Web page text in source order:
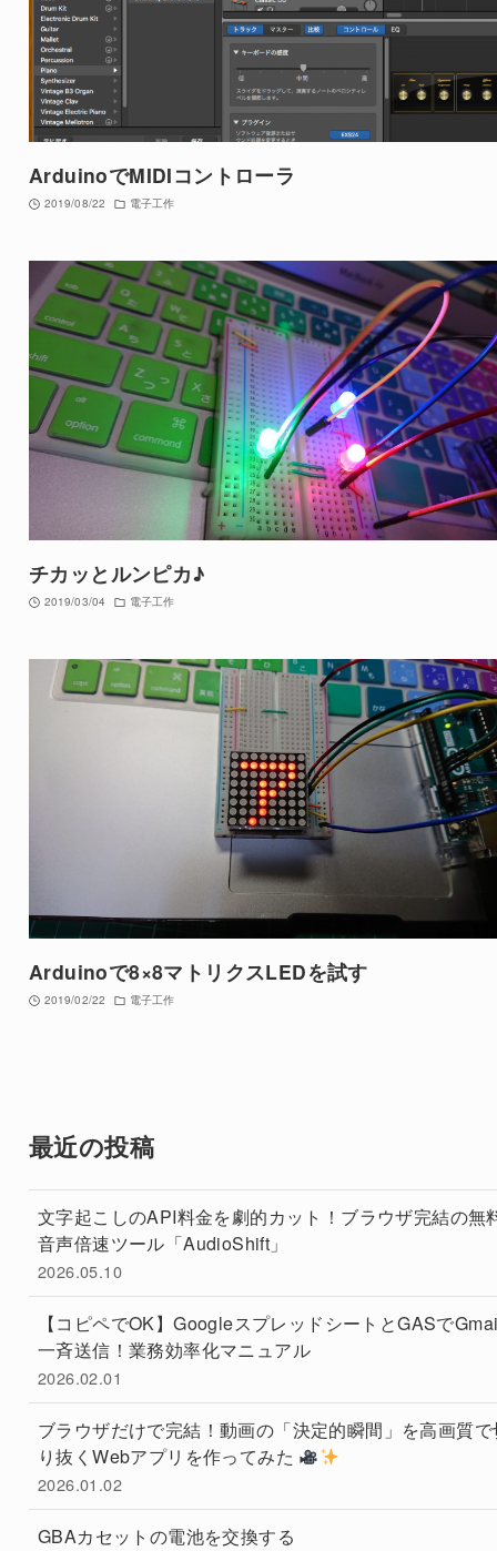
ArduinoでMIDIコントローラ
2019/08/22 電子工作
チカッとルンピカ♪
2019/03/04 電子工作
Arduinoで8×8マトリクスLEDを試す
2019/02/22 電子工作
最近の投稿
文字起こしのAPI料金を劇的カット！ブラウザ完結の無
音声倍速ツール「AudioShift」
2026.05.10
【コピペでOK】GoogleスプレッドシートとGASで
一斉送信！業務効率化マニュアル
2026.02.01
ブラウザだけで完結！動画の「決定的瞬間」を高画質で
り抜くWebアプリを作ってみた
2026.01.02
GBAカセットの電池を交換する